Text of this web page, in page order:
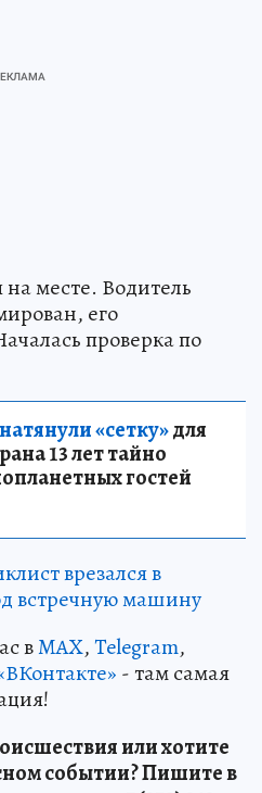
месте. Водитель
его
проверка по
«сетку»для
13 лет тайно
гостей
врезался в
встречную машину
вMAX,Telegram,
- там самая
или хотите
событии? Пишите в